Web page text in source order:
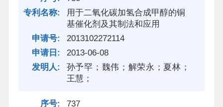
用于二氧化碳加氢合成甲醇的铜
基催化剂及其制法和应用
2013102272114
2013-06-08
孙予罕；魏伟；解荣永；夏林；
王慧；
737